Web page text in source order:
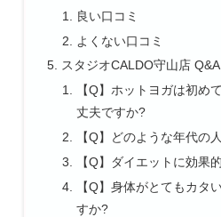
良い口コミ
よくない口コミ
スタジオCALDO守山店 Q&A
【Q】ホットヨガは初め
丈夫ですか?
【Q】どのような年代の
【Q】ダイエットに効果
【Q】身体がとてもカタ
すか?